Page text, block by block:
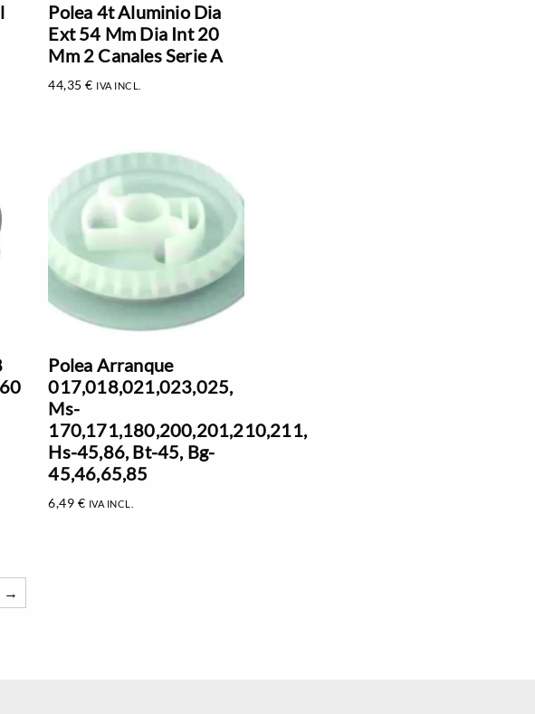
Polea 4t Aluminio Dia
Ext 54 Mm Dia Int 20
Mm 2 Canales Serie A
44,35€ IVA INCL.
Polea Arranque
017,018,021,023,025,
Ms-
170,171,180,200,201,210,211,
Hs-45,86, Bt-45, Bg-
45,46,65,85
6,49 € IVA INCL.
→